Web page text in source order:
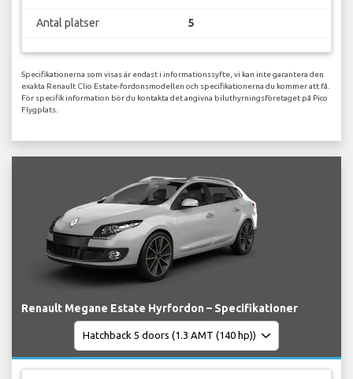
Antal platser 5
Specifikationerna som visas är endast i informationssyfte, vi kan inte garantera den
exakta Renault Clio Estate-fordonsmodellen och specifikationerna du kommer att få.
För specifik information bör du kontakta det angivna biluthyrningsföretaget på Pico
Flygplats.
Renault Megane Estate Hyrfordon – Specifikationer